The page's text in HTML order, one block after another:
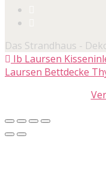
Das Strandhaus -
Ib Laursen
Laursen Bettdecke